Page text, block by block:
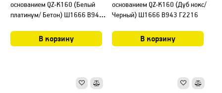
основанием QZ-К160 (Белый
платинум/ Бетон) Ш1666 В943
В корзину
основанием QZ-К160 (Дуб нокс/
Черный) Ш1666 В943 Г2216
В корзину